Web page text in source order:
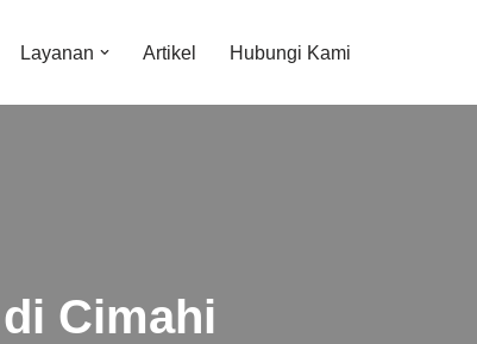
Layanan Artikel Hubungi Kami
Cimahi